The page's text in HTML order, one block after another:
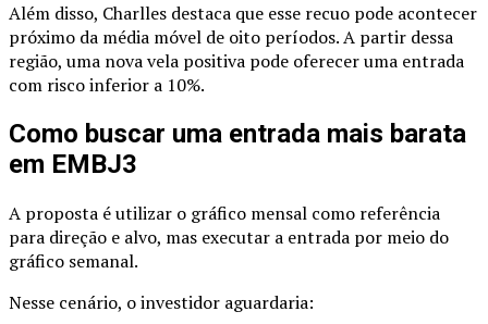
Além disso, Charlles destaca que esse recuo pode acontecer
próximo da média móvel de oito períodos. A partir dessa
região, uma nova vela positiva pode oferecer uma entrada
com risco inferior a 10%.
Como buscar uma entrada mais barata
em EMBJ3
A proposta é utilizar o gráfico mensal como referência
para direção e alvo, mas executar a entrada por meio do
gráfico semanal.
Nesse cenário, o investidor aguardaria: